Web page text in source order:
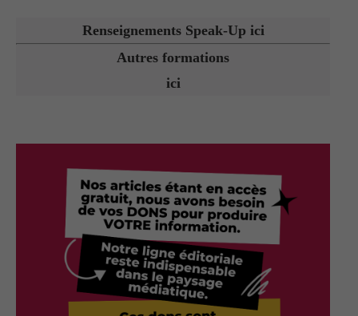
Renseignements Speak-Up ici
Autres formations
ici